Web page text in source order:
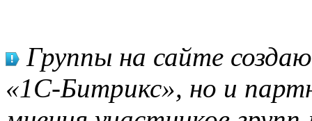
Группы на сайте
«1С-Битрикс», но и